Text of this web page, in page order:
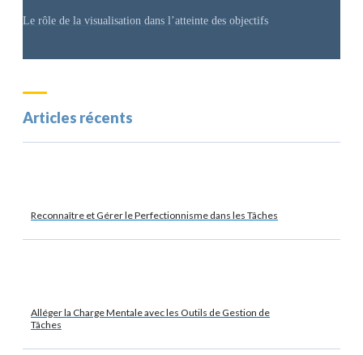
Articles récents
Reconnaître et Gérer le Perfectionnisme dans les Tâches
Alléger la Charge Mentale avec les Outils de Gestion de
Tâches
Le rôle de la visualisation dans l’atteinte des objectifs